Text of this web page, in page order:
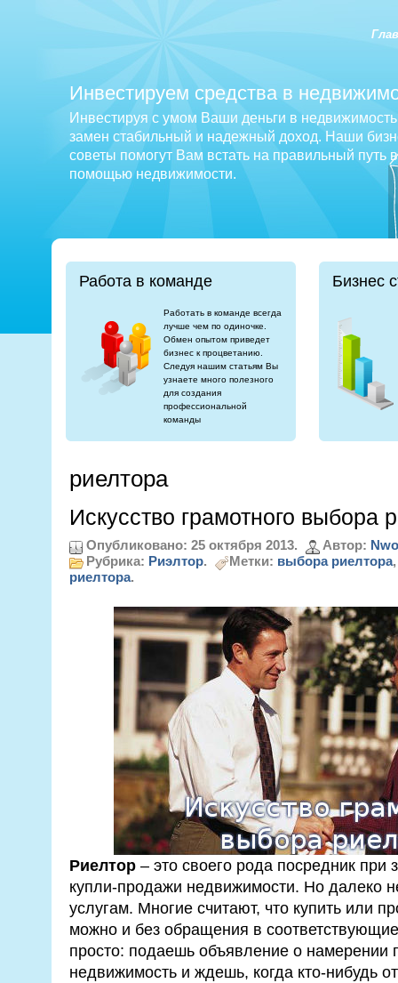
Инвестируем средства в
Инвестируя с умом Ваши деньги в
замен стабильный и надежный доход. Наши
советы помогут Вам встать на правильный путь
помощью недвижимости.
Работа в команде
Работать в команде всегда
лучше чем по одиночке.
Обмен опытом приведет
бизнес к процветанию.
Следуя нашим статьям Вы
узнаете много полезного
для создания
профессиональной
команды
Бизнес
риелтора
Искусство грамотного выбора
Опубликовано: 25 октября 2013. Автор:
Рубрика: Риэлтор. Метки: выбора риелтора
риелтора.
Риелтор– это своего рода посредник при
купли-продажи недвижимости. Но далеко
услугам. Многие считают, что купить или
можно и без обращения в
просто: подаешь объявление о намерении
недвижимость и ждешь, когда кто-нибудь